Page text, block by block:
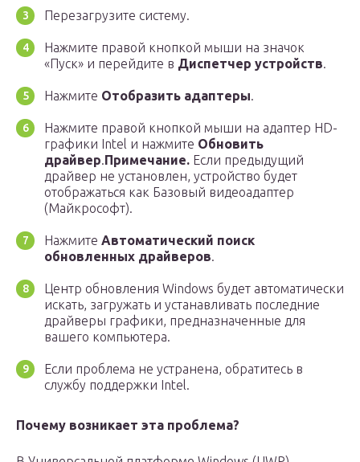
Перезагрузите систему.
Нажмите правой кнопкой мыши на значок
«Пуск» и перейдите в Диспетчер устройств.
Нажмите Отобразить адаптеры.
Нажмите правой кнопкой мыши на адаптер HD-
графики Intel и нажмите Обновить
драйвер.Примечание. Если предыдущий
драйвер не установлен, устройство будет
отображаться как Базовый видеоадаптер
(Майкрософт).
Нажмите Автоматический поиск
обновленных драйверов.
Центр обновления Windows будет автоматически
искать, загружать и устанавливать последние
драйверы графики, предназначенные для
вашего компьютера.
Если проблема не устранена, обратитесь в
службу поддержки Intel.
Почему возникает эта проблема?